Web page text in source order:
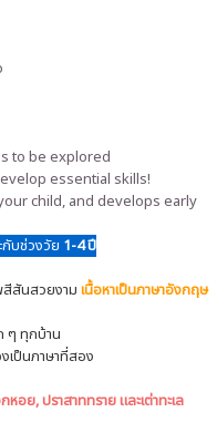
to be explored
essential skills!
child, and develops early
กับช่วงวัย 1-4 ปี
สีสันสวยงามเนื้อหาเป็นภาษาอังกฤษ
ๆ ทุกบ้าน
ป็นภาษาที่สอง
หอย, ปราสาททราย และเต่าทะเล